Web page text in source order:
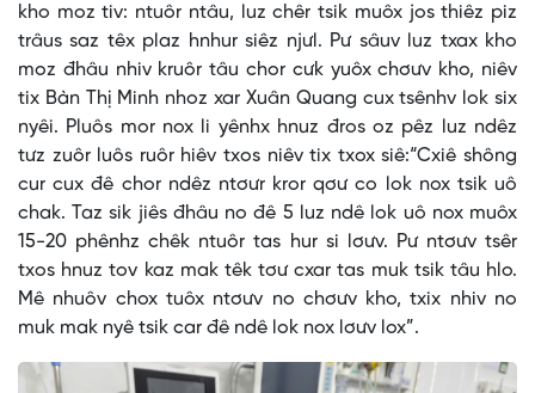
kho moz tiv: ntuôr ntâu, luz chêr tsik muôx jos thiêz piz
trâus saz têx plaz hnhur siêz njưl. Pư sâuv luz txax kho
moz đhâu nhiv kruôr tâu chor cưk yuôx chơưv kho, niêv
tix Bàn Thị Minh nhoz xar Xuân Quang cux tsênhv lok six
nyêi. Pluôs mor nox li yênhx hnuz đros oz pêz luz ndêz
tưz zuôr luôs ruôr hiêv txos niêv tix txox siê:“Cxiê shông
cur cux đê chor ndêz ntơưr kror qơư co lok nox tsik uô
chak. Taz sik jiês đhâu no đê 5 luz ndê lok uô nox muôx
15-20 phênhz chêk ntuôr tas hur si lơưv. Pư ntơưv tsêr
txos hnuz tov kaz mak têk tơư cxar tas muk tsik tâu hlo.
Mê nhuôv chox tuôx ntơưv no chơưv kho, txix nhiv no
muk mak nyê tsik car đê ndê lok nox lơưv lox”.